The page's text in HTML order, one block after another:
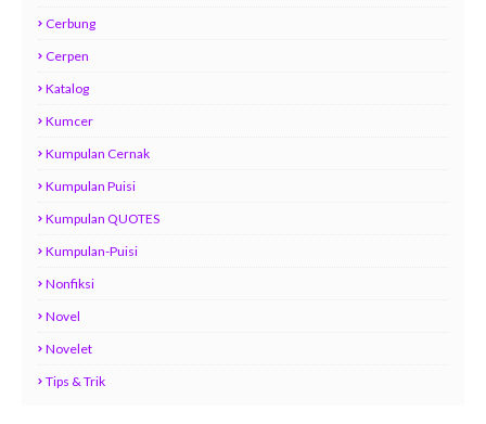
Cerbung
Cerpen
Katalog
Kumcer
Kumpulan Cernak
Kumpulan Puisi
Kumpulan QUOTES
Kumpulan-Puisi
Nonfiksi
Novel
Novelet
Tips & Trik